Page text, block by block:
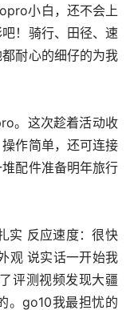
小白，还不会上
！骑行、田径、速
耐心的细仔的为我
作简单，还可连接
配件准备明年旅行
观 说实话一开始我
评测视频发现大疆
。go10我最担忧的